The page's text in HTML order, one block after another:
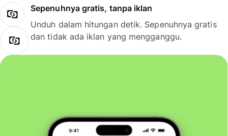
Sepenuhnya gratis, tanpa iklan
Unduh dalam hitungan detik. Sepenuhnya gratis
dan tidak ada iklan yang mengganggu.